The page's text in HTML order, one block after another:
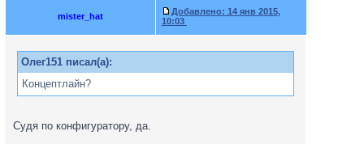
mister_hat Добавлено: 14 янв 2015,
10:03
Олег151 писал(а):
Концептлайн?
Судя по конфигуратору, да.